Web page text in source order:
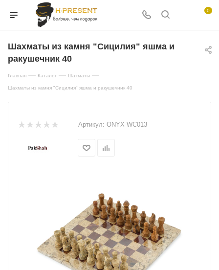
0
Шахматы из камня "Сицилия" яшма и
ракушечник 40
Главная — Каталог — Шахматы —
Шахматы из камня "Сицилия" яшма и ракушечник 40
Артикул: ONYX-WC013